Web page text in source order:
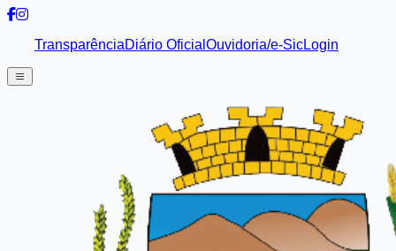
TransparênciaDiário Oficial Ouvidoria/e-SicLogin